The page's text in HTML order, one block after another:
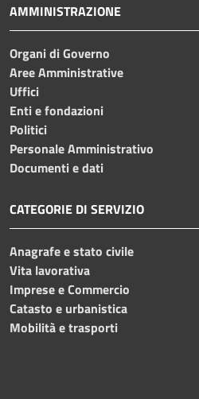
AMMINISTRAZIONE
Organi di Governo
Aree Amministrative
Uffici
Enti e fondazioni
Politici
Personale Amministrativo
Documenti e dati
CATEGORIE DI SERVIZIO
Anagrafe e stato civile
Vita lavorativa
Imprese e Commercio
Catasto e urbanistica
Mobilità e trasporti